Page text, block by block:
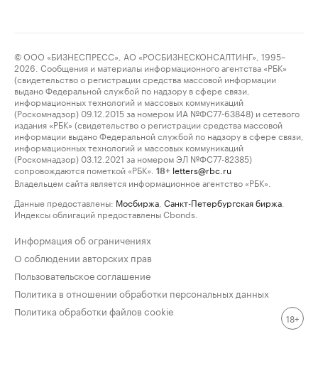
© ООО «БИЗНЕСПРЕСС», АО «РОСБИЗНЕСКОНСАЛТИНГ», 1995–
2026. Сообщения и материалы информационного агентства «РБК»
(свидетельство о регистрации средства массовой информации
выдано Федеральной службой по надзору в сфере связи,
информационных технологий и массовых коммуникаций
(Роскомнадзор) 09.12.2015 за номером ИА №ФС77-63848) и сетевого
издания «РБК» (свидетельство о регистрации средства массовой
информации выдано Федеральной службой по надзору в сфере связи,
информационных технологий и массовых коммуникаций
(Роскомнадзор) 03.12.2021 за номером ЭЛ №ФС77-82385)
сопровождаются пометкой «РБК».
18+ letters@rbc.ru
Владельцем сайта является информационное агентство «РБК».
Данные предоставлены: Мосбиржа Санкт-Петербургская биржа
Индексы облигаций предоставлены Cbonds.
Информация об ограничениях
О соблюдении авторских прав
Пользовательское соглашение
Политика в отношении обработки персональных данных
Политика обработки файлов cookie
18+